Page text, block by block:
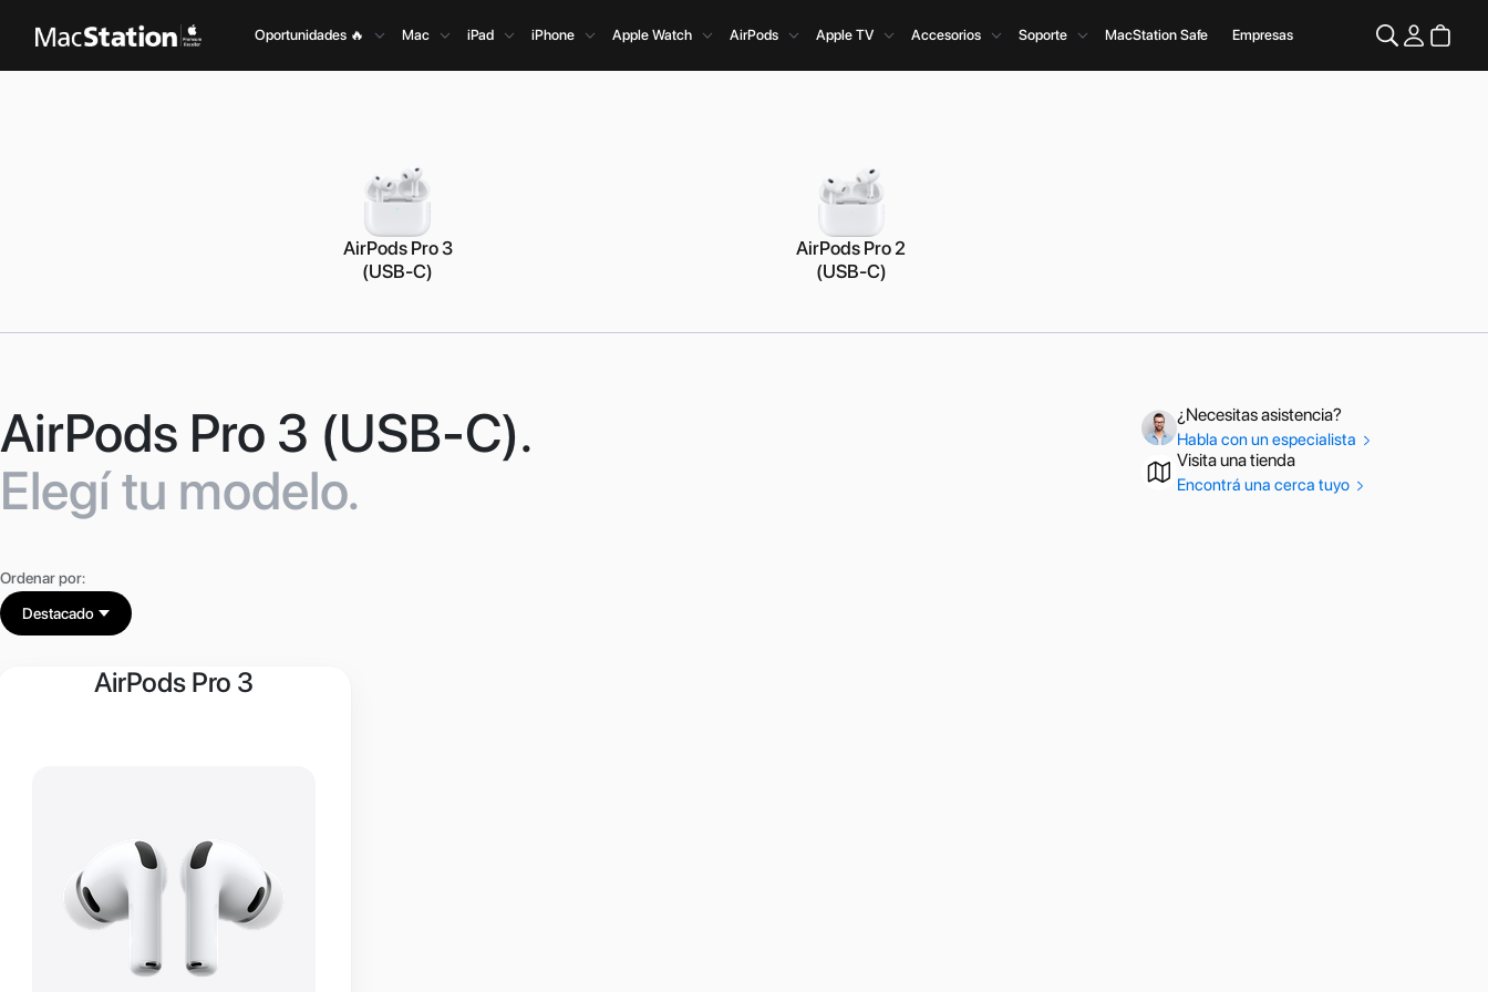
Oportunidades 🔥 Mac iPad iPhone Apple Watch AirPods Apple TV Accesorios Soporte MacStation Safe Empresas
AirPods Pro 3
(USB-C)
AirPods Pro 2
(USB-C)
AirPods Pro 3 (USB-C).
Elegí tu modelo.
¿Necesitas asistencia?
Habla con un especialista
Visita una tienda
Encontrá una cerca tuyo
Ordenar por:
Destacado
AirPods Pro 3